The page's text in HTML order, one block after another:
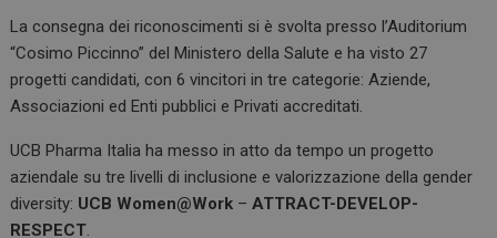
La consegna dei riconoscimenti si è svolta presso l’Auditorium
“Cosimo Piccinno” del Ministero della Salute e ha visto 27
progetti candidati, con 6 vincitori in tre categorie: Aziende,
Associazioni ed Enti pubblici e Privati accreditati.
UCB Pharma Italia ha messo in atto da tempo un progetto
aziendale su tre livelli di inclusione e valorizzazione della gender
diversity: UCB Women@Work –ATTRACT-DEVELOP-
RESPECT.